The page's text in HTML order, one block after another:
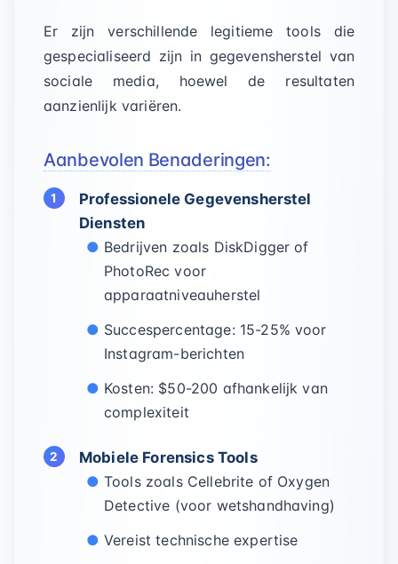
Er zijn verschillende legitieme tools die
gespecialiseerd zijn in gegevensherstel van
sociale media, hoewel de resultaten
aanzienlijk variëren.
Aanbevolen Benaderingen:
Professionele Gegevensherstel
Diensten
Bedrijven zoals DiskDigger of
PhotoRec voor
apparaatniveauherstel
Succespercentage: 15-25% voor
Instagram-berichten
Kosten: $50-200 afhankelijk van
complexiteit
Mobiele Forensics Tools
Tools zoals Cellebrite of Oxygen
Detective (voor wetshandhaving)
Vereist technische expertise